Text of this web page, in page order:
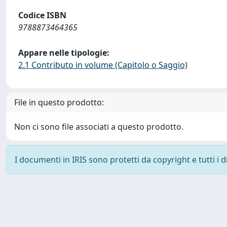
Codice ISBN
9788873464365
Appare nelle tipologie:
2.1 Contributo in volume (Capitolo o Saggio)
File in questo prodotto:
Non ci sono file associati a questo prodotto.
I documenti in IRIS sono protetti da copyright e tutti i